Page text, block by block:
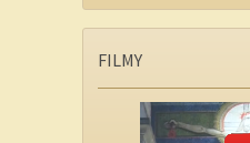
FILMY